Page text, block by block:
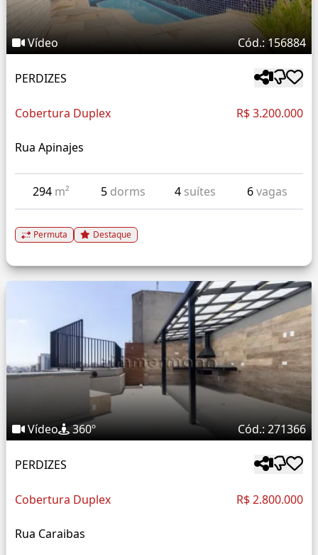
Vídeo Cód.: 156884
PERDIZES
Cobertura Duplex R$ 3.200.000
Rua Apinajes
294 m² 5 dorms 4 suítes 6vagas
Permuta Destaque
Vídeo 360º Cód.: 271366
PERDIZES
Cobertura Duplex R$ 2.800.000
Rua Caraibas